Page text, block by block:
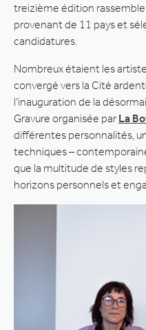
treizième édition
provenant de 11 pays et
candidatures.
Nombreux étaient les
convergé vers la Cité
l’inauguration de la
Gravure organisée par La
différentes personnalités,
techniques –
que la multitude de styles
horizons personnels et